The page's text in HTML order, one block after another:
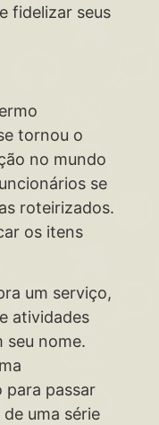
fidelizar seus
tornou o
no mundo
se
roteirizados.
os itens
um serviço,
atividades
seu nome.
para passar
uma série